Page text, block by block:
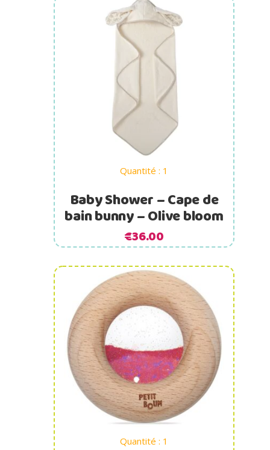
Quantité : 1
Ajouter au panier
Baby Shower – Cape de
bain bunny – Olive bloom
€36.00
Quantité : 1
Ajouter au panier